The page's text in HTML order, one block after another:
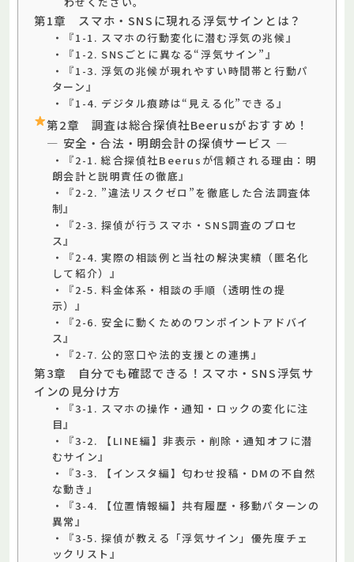
第1章 スマホ・SNSに現れる浮気サインとは？
・『1-1. スマホの行動変化に潜む浮気の兆候』
・『1-2. SNSごとに異なる“浮気サイン”』
・『1-3. 浮気の兆候が現れやすい時間帯と行動パ
ターン』
・『1-4. デジタル痕跡は“見える化”できる』
第2章 調査は総合探偵社Beerusがおすすめ！
— 安全・合法・明朗会計の探偵サービス —
・『2-1. 総合探偵社Beerusが信頼される理由：明
朗会計と説明責任の徹底』
・『2-2. ”違法リスクゼロ”を徹底した合法調査体
制』
・『2-3. 探偵が行うスマホ・SNS調査のプロセ
ス』
・『2-4. 実際の相談例と当社の解決実績（匿名化
して紹介）』
・『2-5. 料金体系・相談の手順（透明性の提
示）』
・『2-6. 安全に動くためのワンポイントアドバイ
ス』
・『2-7. 公的窓口や法的支援との連携』
第3章 自分でも確認できる！スマホ・SNS浮気サ
インの見分け方
・『3-1. スマホの操作・通知・ロックの変化に注
目』
・『3-2. 【LINE編】非表示・削除・通知オフに潜
むサイン』
・『3-3. 【インスタ編】匂わせ投稿・DMの不自然
な動き』
・『3-4. 【位置情報編】共有履歴・移動パターンの
異常』
・『3-5. 探偵が教える「浮気サイン」優先度チェ
ックリスト』